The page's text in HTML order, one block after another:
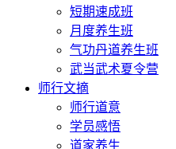
短期速成班
月度养生班
气功丹道养生班
武当武术夏令营
师行文摘
师行道意
学员感悟
道家养生